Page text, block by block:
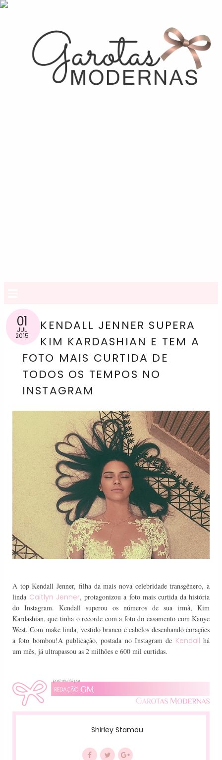
01
JUL
2015
KENDALL JENNER SUPERA
KIM KARDASHIAN E TEM A
FOTO MAIS CURTIDA DE
TODOS OS TEMPOS NO
INSTAGRAM
A top Kendall Jenner, filha da mais nova celebridade transgênero, a
linda Caitlyn Jenner, protagonizou a foto mais curtida da história
do Instagram. Kendall superou os números de sua irmã, Kim
Kardashian, que tinha o recorde com a foto do casamento com Kanye
West. Com make linda, vestido branco e cabelos desenhando corações
a foto bombou!A publicação, postada no Instagram de Kendall há
um mês, já ultrapassou as 2 milhões e 600 mil curtidas.
Shirley Stamou